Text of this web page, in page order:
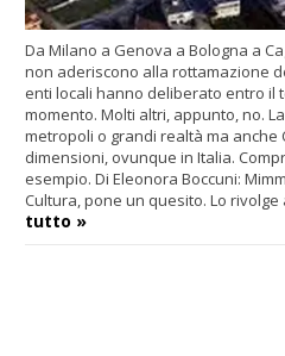
Da Milano a Genova a Bologna a
non aderiscono alla rottamazione
enti locali hanno deliberato entro il
momento. Molti altri, appunto, no.
metropoli o grandi realtà ma anche
dimensioni, ovunque in Italia.
esempio. Di Eleonora Boccuni:
Cultura, pone un quesito. Lo
tutto »